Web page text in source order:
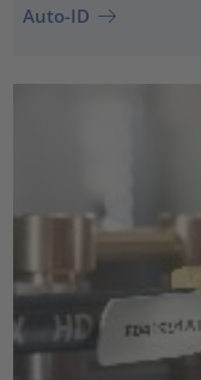
Auto-ID